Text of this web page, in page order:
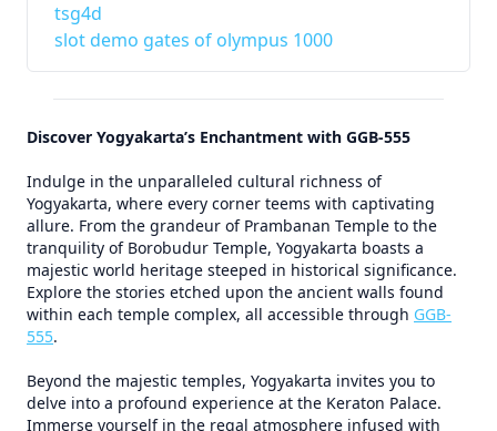
tsg4d
slot demo gates of olympus 1000
Discover Yogyakarta’s Enchantment with GGB-555
Indulge in the unparalleled cultural richness of
Yogyakarta, where every corner teems with captivating
allure. From the grandeur of Prambanan Temple to the
tranquility of Borobudur Temple, Yogyakarta boasts a
majestic world heritage steeped in historical significance.
Explore the stories etched upon the ancient walls found
within each temple complex, all accessible through GGB-
555.
Beyond the majestic temples, Yogyakarta invites you to
delve into a profound experience at the Keraton Palace.
Immerse yourself in the regal atmosphere infused with